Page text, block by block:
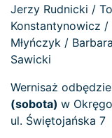
Jerzy Rudnicki /
Konstantynowicz
Młyńczyk /
Sawicki
Wernisaż
(sobota) w
ul. Świętojańska 7